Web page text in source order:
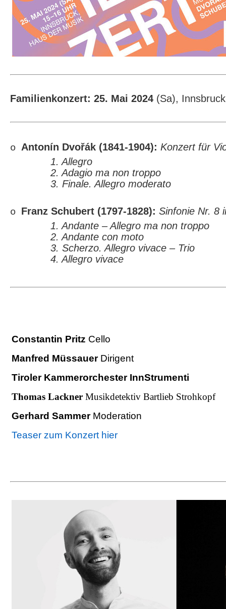
Familienkonzert: 25. Mai 2024 (Sa),
o Antonín Dvořák (1841-1904): Konzert für
1. Allegro
2. Adagio ma non troppo
3. Finale. Allegro moderato
o Franz Schubert (1797-1828): Sinfonie Nr. 8
1. Andante – Allegro ma non troppo
2. Andante con moto
3. Scherzo. Allegro vivace – Trio
4. Allegro vivace
Constantin Pritz Cello
Manfred Müssauer Dirigent
Tiroler Kammerorchester InnStrumenti
Thomas Lackner Musikdetektiv Bartlieb Strohkopf
Gerhard Sammer Moderation
Teaser zum Konzert hier